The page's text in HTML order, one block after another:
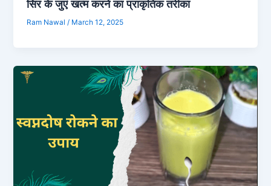
सिर के जुएं खत्म करने का प्राकृतिक तरीका
Ram Nawal / March 12, 2025